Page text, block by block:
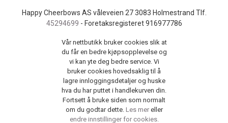
Happy Cheerbows AS våleveien 27 3083 Holmestrand Tlf.
45294699 - Foretaksregisteret 916977786
Vår nettbutikk bruker cookies slik at
du får en bedre kjøpsopplevelse og
vi kan yte deg bedre service. Vi
bruker cookies hovedsaklig til å
lagre innloggingsdetaljer og huske
hva du har puttet i handlekurven din.
Fortsett å bruke siden som normalt
om du godtar dette. Les mer eller
endre innstillinger for cookies.